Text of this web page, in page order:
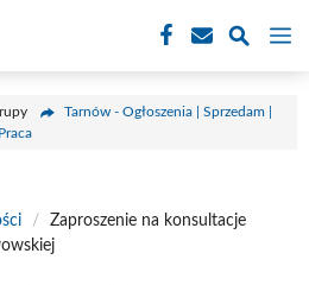
Tarnów - Ogłoszenia | Sprzedam |
/
Zaproszenie na konsultacje